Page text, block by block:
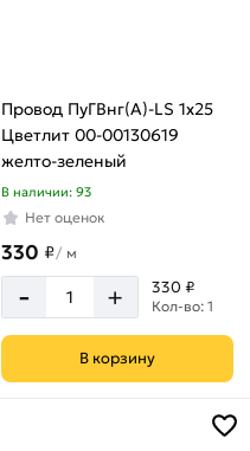
Провод ПуГВнг(А)-LS 1х25
Цветлит 00-00130619
желто-зеленый
В наличии: 93
Нет оценок
330 ₽/ м
- + 330 ₽
Кол-во: 1
В корзину